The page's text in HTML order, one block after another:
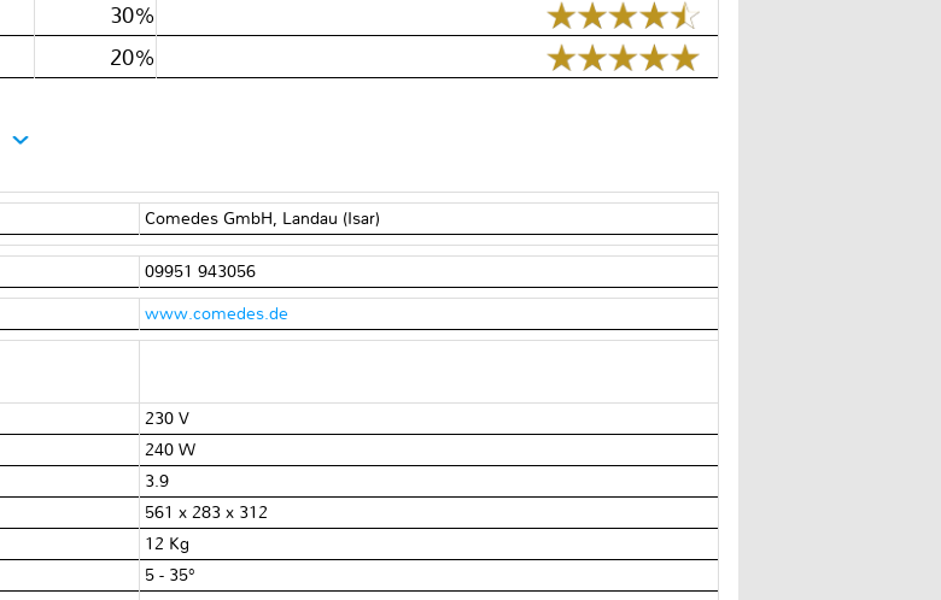
30%
20%
Comedes GmbH, Landau (Isar)
09951 943056
www.comedes.de
230 V
240 W
3.9
561 x 283 x 312
12 Kg
5 - 35°